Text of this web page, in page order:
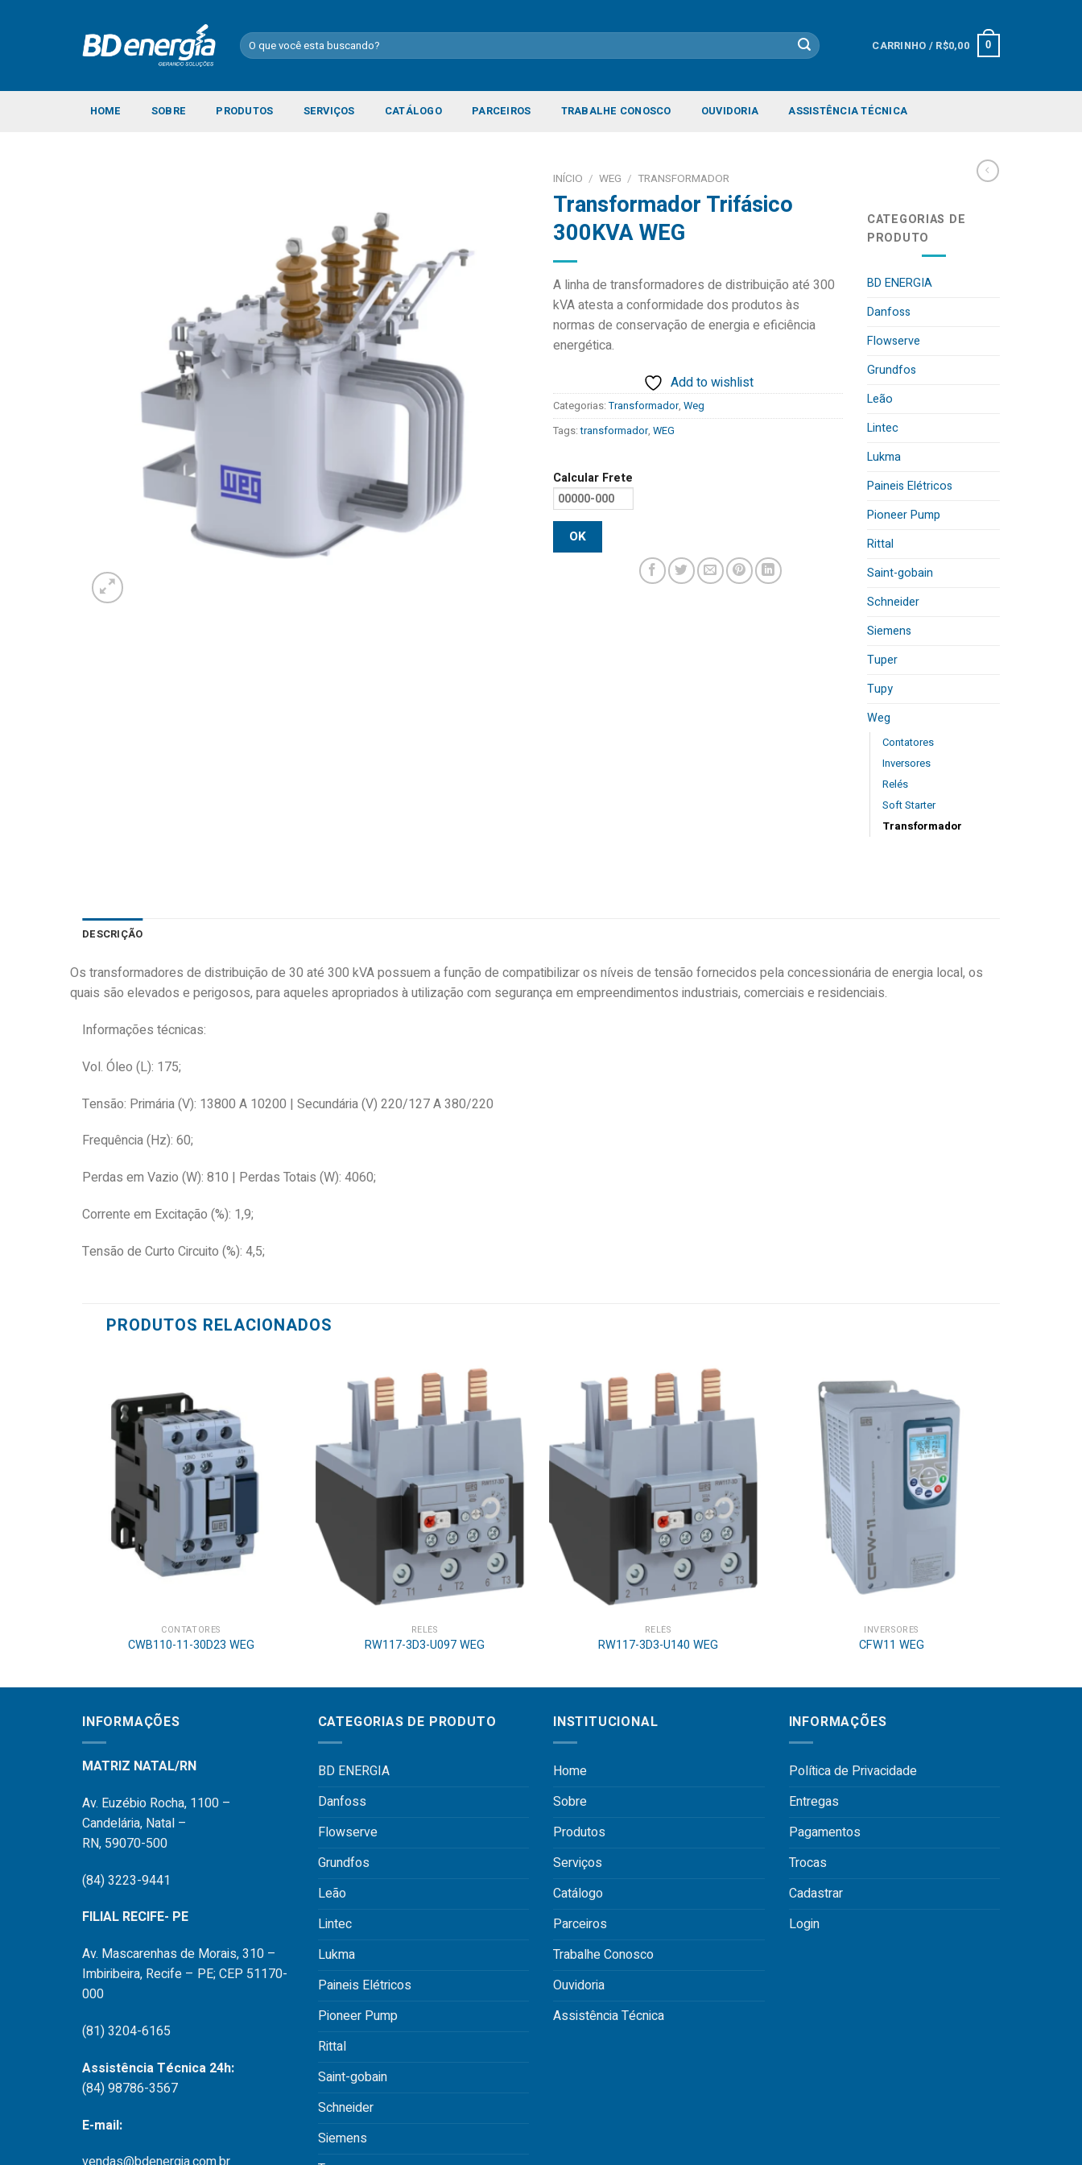
Pesquisar
por:
CARRINHO / R$0,00 0
HOME SOBRE PRODUTOS SERVIÇOS CATÁLOGO PARCEIROS TRABALHE CONOSCO OUVIDORIA ASSISTÊNCIA TÉCNICA
INÍCIO / WEG / TRANSFORMADOR
Transformador Trifásico
300KVA WEG
A linha de transformadores de distribuição até 300
kVA atesta a conformidade dos produtos às
normas de conservação de energia e eficiência
energética.
Add to wishlist
Categorias: Transformador, Weg
Tags:transformador, WEG
Calcular Frete
OK
CATEGORIAS DE
PRODUTO
BD ENERGIA
Danfoss
Flowserve
Grundfos
Leão
Lintec
Lukma
Paineis Elétricos
Pioneer Pump
Rittal
Saint-gobain
Schneider
Siemens
Tuper
Tupy
Weg
Contatores
Inversores
Relés
Soft Starter
Transformador
DESCRIÇÃO
Os transformadores de distribuição de 30 até 300 kVA possuem a função de compatibilizar os níveis de tensão fornecidos pela concessionária de energia local, os
quais são elevados e perigosos, para aqueles apropriados à utilização com segurança em empreendimentos industriais, comerciais e residenciais.
Informações técnicas:
Vol. Óleo (L): 175;
Tensão: Primária (V): 13800 A 10200 | Secundária (V) 220/127 A 380/220
Frequência (Hz): 60;
Perdas em Vazio (W): 810 | Perdas Totais (W): 4060;
Corrente em Excitação (%): 1,9;
Tensão de Curto Circuito (%): 4,5;
PRODUTOS RELACIONADOS
CONTATORES
CWB110-11-30D23 WEG
RELÉS
RW117-3D3-U097 WEG
RELÉS
RW117-3D3-U140 WEG
Add to
INVERSORES
CFW11 WEG
INFORMAÇÕES
MATRIZ NATAL/RN
Av. Euzébio Rocha, 1100 –
Candelária, Natal –
RN, 59070-500
(84) 3223-9441
FILIAL RECIFE- PE
Av. Mascarenhas de Morais, 310 –
Imbiribeira, Recife – PE; CEP 51170-
000
(81) 3204-6165
Assistência Técnica 24h:
(84) 98786-3567
E-mail:
CATEGORIAS DE PRODUTO
BD ENERGIA
Danfoss
Flowserve
Grundfos
Leão
Lintec
Lukma
Paineis Elétricos
Pioneer Pump
Rittal
Saint-gobain
Schneider
Siemens
INSTITUCIONAL
Home
Sobre
Produtos
Serviços
Catálogo
Parceiros
Trabalhe Conosco
Ouvidoria
Assistência Técnica
INFORMAÇÕES
Política de Privacidade
Entregas
Pagamentos
Trocas
Cadastrar
Login